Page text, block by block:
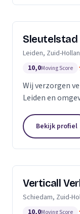
Sleutelstad
Leiden, Zuid-
10,0Moving Score
Wij verzorgen
Leiden en
Bekijk profiel
Verticall
Schiedam, Zuid-
10,0Moving Score